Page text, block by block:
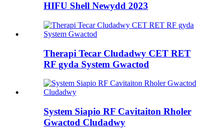
HIFU Shell Newydd 2023
Therapi Tecar Cludadwy CET RET
RF gyda System Gwactod
System Siapio RF Cavitaiton Rholer
Gwactod Cludadwy